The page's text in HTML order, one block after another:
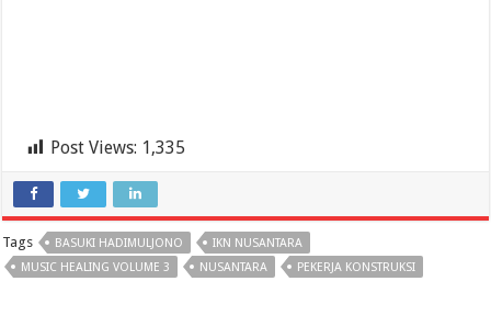
Post Views: 1,335
Tags BASUKI HADIMULJONO
IKN NUSANTARA
MUSIC HEALING VOLUME 3
NUSANTARA PEKERJA KONSTRUKSI